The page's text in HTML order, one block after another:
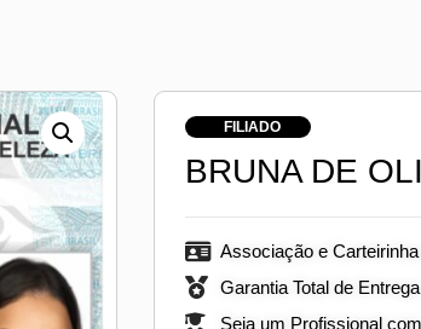
FILIADO
BRUNA DE
Associação e
Garantia Total de
Seja um Profissional